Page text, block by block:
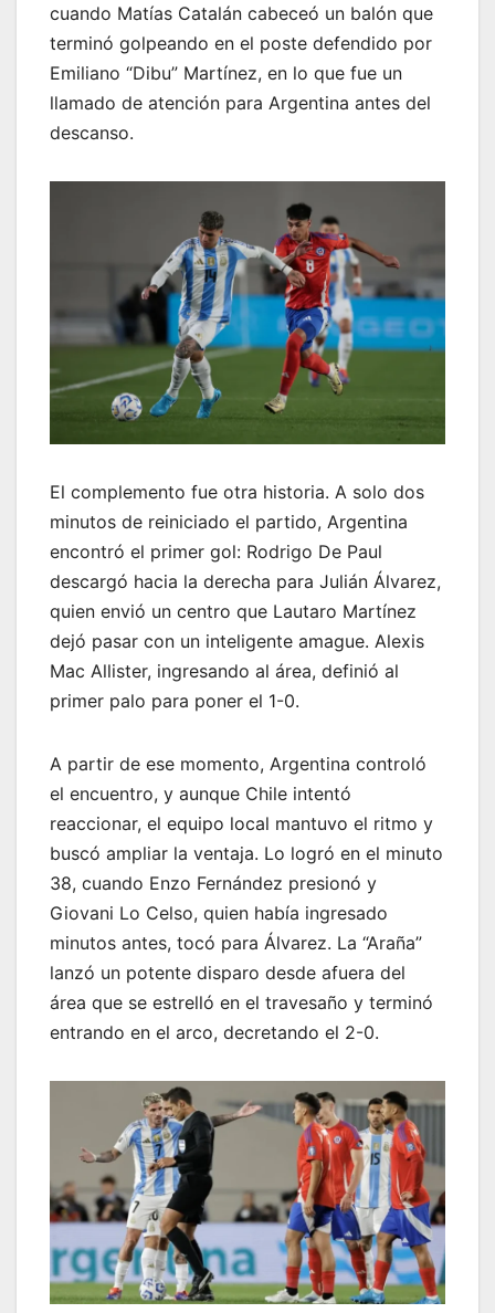
cuando Matías Catalán cabeceó un balón que
terminó golpeando en el poste defendido por
Emiliano “Dibu” Martínez, en lo que fue un
llamado de atención para Argentina antes del
descanso.
El complemento fue otra historia. A solo dos
minutos de reiniciado el partido, Argentina
encontró el primer gol: Rodrigo De Paul
descargó hacia la derecha para Julián Álvarez,
quien envió un centro que Lautaro Martínez
dejó pasar con un inteligente amague. Alexis
Mac Allister, ingresando al área, definió al
primer palo para poner el 1-0.
A partir de ese momento, Argentina controló
el encuentro, y aunque Chile intentó
reaccionar, el equipo local mantuvo el ritmo y
buscó ampliar la ventaja. Lo logró en el minuto
38, cuando Enzo Fernández presionó y
Giovani Lo Celso, quien había ingresado
minutos antes, tocó para Álvarez. La “Araña”
lanzó un potente disparo desde afuera del
área que se estrelló en el travesaño y terminó
entrando en el arco, decretando el 2-0.